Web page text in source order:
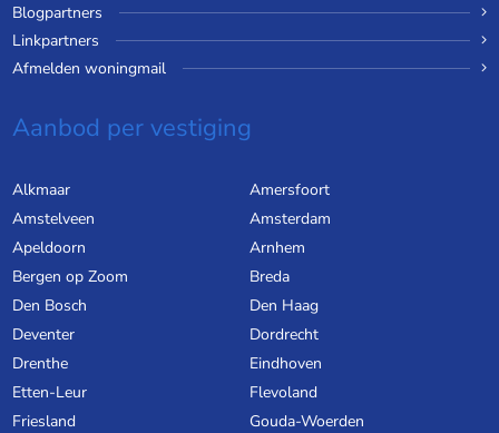
Blogpartners
Linkpartners
Afmelden woningmail
Aanbod per vestiging
Alkmaar
Amersfoort
Amstelveen
Amsterdam
Apeldoorn
Arnhem
Bergen op Zoom
Breda
Den Bosch
Den Haag
Deventer
Dordrecht
Drenthe
Eindhoven
Etten-Leur
Flevoland
Friesland
Gouda-Woerden